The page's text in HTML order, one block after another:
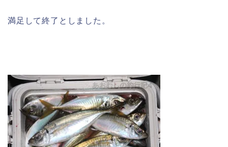
満足して終了としました。